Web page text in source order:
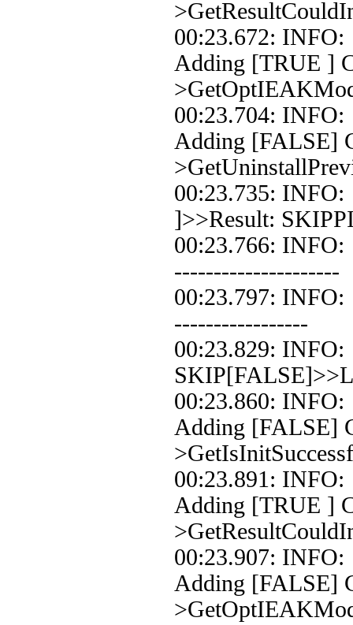
00:23.672:
Adding [TRUE ]
00:23.704:
Adding [FALSE]
00:23.735:
]>>Result:
00:23.766:
---------------------
00:23.797:
-----------------
00:23.829:
00:23.860:
Adding [FALSE]
00:23.891:
Adding [TRUE ]
00:23.907:
Adding [FALSE]